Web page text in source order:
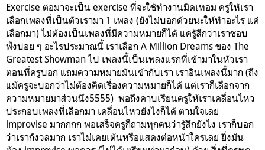
Exercise ต่อมาจะเป็น exercise ที่จะใช้ทำงานมิดเทอม ครูให้เรา
เลือกเพลงที่เป็นตัวเรามา 1 เพลง (ยังไม่บอกด้วยนะให้ทำอะไร แค่
เลือกมา) ไม่ต้องเป็นเพลงที่มีความหมายก็ได้ แค่รู้สึกว่าเราชอบ
ฟังบ่อย ๆ อะไรประมาณนี้ เราเลือก A Million Dreams ของ The
Greatest Showman ไป เพลงนี้เป็นเพลงแรกที่เข้ามาในหัวเรา
ตอนที่ครูบอก แถมความหมายมันเข้ากับเรา เราอินเพลงนี้มาก (ถึง
แม้ครูจะบอกว่าไม่ต้องคิดเรื่องความหมายก็ได้ แต่เราก็เลือกจาก
ความหมายมาส่วนนึง5555) พอถึงคาบเรียนครูให้เราเคลื่อนไหว
ประกอบเพลงที่เลือกมา เคลื่อนไหวยังไงก็ได้ ตามใจเลย
improvise มากกกก พอเสร็จครูก็ถามทุกคนว่ารู้สึกยังไง เราก็บอก
ว่าเรากังวลมาก เราไม่เคยเต้นหรือแสดงต่อหน้าใครเลย ยิ่งมัน